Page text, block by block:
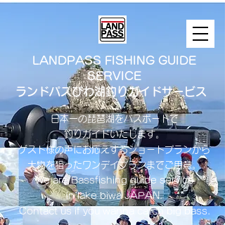
LANDPASS FISHING GUIDE
SERVICE
ランドパスびわ湖釣りガイドサービス
日本一の琵琶湖をバスボートで
釣りガイドいたします。
​ゲスト様の声にお応えするショートプランから
大物を狙ったワンデイプランまでご用意。
​We are Bassfishing guide service
in lake biwa ​JAPAN.
Contact us if you wanna catch big bass.